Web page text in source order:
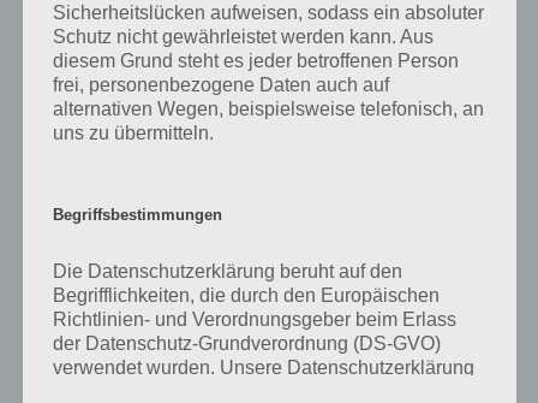
Auf WhatsApp teilen Teilen auf Facebook
Mehr Artikel hier auf Touchportal
Sicherheitslücken aufweisen, sodass ein absoluter
Schutz nicht gewährleistet werden kann. Aus
diesem Grund steht es jeder betroffenen Person
frei, personenbezogene Daten auch auf
alternativen Wegen, beispielsweise telefonisch, an
uns zu übermitteln.
Begriffsbestimmungen
Die Datenschutzerklärung beruht auf den
Begrifflichkeiten, die durch den Europäischen
Richtlinien- und Verordnungsgeber beim Erlass
der Datenschutz-Grundverordnung (DS-GVO)
verwendet wurden. Unsere Datenschutzerklärung